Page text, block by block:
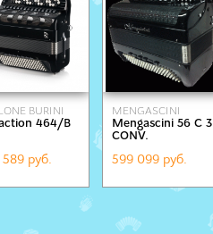
BURINI
464/B
589 руб.
MENGASCINI
Mengascini 56 С 3
CONV.
599 099 руб.